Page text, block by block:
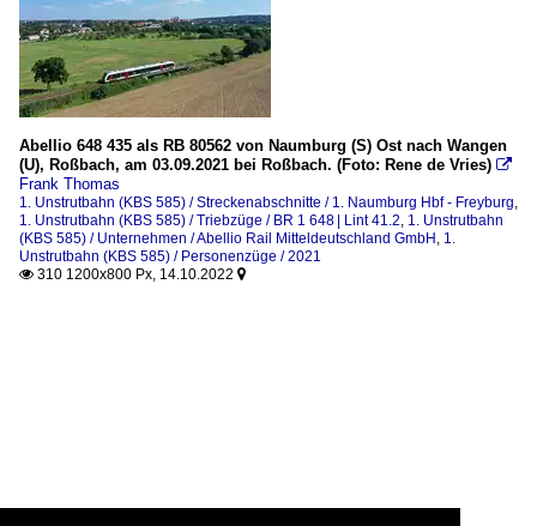
Abellio 648 435 als RB 80562 von Naumburg (S) Ost nach Wangen
(U), Roßbach, am 03.09.2021 bei Roßbach. (Foto: Rene de Vries) 
Frank Thomas
1. Unstrutbahn (KBS 585) / Streckenabschnitte / 1. Naumburg Hbf - Freyburg,
1. Unstrutbahn (KBS 585) / Triebzüge / BR 1 648 | Lint 41.2, 1. Unstrutbahn
(KBS 585) / Unternehmen / Abellio Rail Mitteldeutschland GmbH, 1.
Unstrutbahn (KBS 585) / Personenzüge / 2021
 310 1200x800 Px, 14.10.2022 